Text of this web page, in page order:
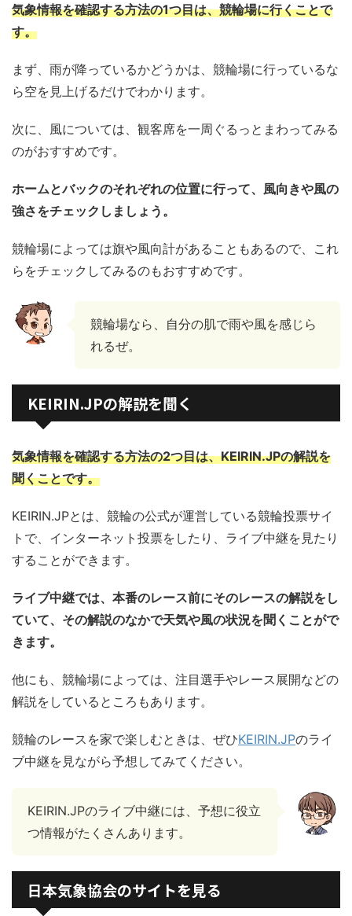
気象情報を確認する方法の1つ目は、競輪場に行くことで
す。
まず、雨が降っているかどうかは、競輪場に行っているな
ら空を見上げるだけでわかります。
次に、風については、観客席を一周ぐるっとまわってみる
のがおすすめです。
ホームとバックのそれぞれの位置に行って、風向きや風の
強さをチェックしましょう。
競輪場によっては旗や風向計があることもあるので、これ
らをチェックしてみるのもおすすめです。
競輪場なら、自分の肌で雨や風を感じら
れるぜ。
KEIRIN.JPの解説を聞く
気象情報を確認する方法の2つ目は、KEIRIN.JPの解説を
聞くことです。
KEIRIN.JPとは、競輪の公式が運営している競輪投票サイ
トで、インターネット投票をしたり、ライブ中継を見たり
することができます。
ライブ中継では、本番のレース前にそのレースの解説をし
ていて、その解説のなかで天気や風の状況を聞くことがで
きます。
他にも、競輪場によっては、注目選手やレース展開などの
解説をしているところもあります。
競輪のレースを家で楽しむときは、ぜひKEIRIN.JPのライ
ブ中継を見ながら予想してみてください。
KEIRIN.JPのライブ中継には、予想に役立
つ情報がたくさんあります。
日本気象協会のサイトを見る